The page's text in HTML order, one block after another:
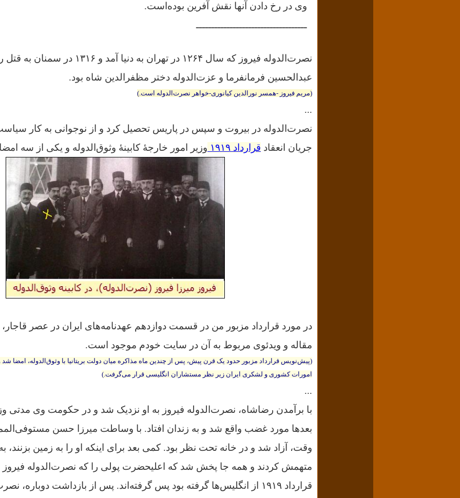
وی در رخ دادن آنها نقش آفرین بوده‌است.
ــــــــــــــــــــــــــــــــــــ
نصرت‌الدوله فیروز که سال ۱۲۶۴ در تهران به دنیا آمد
عبدالحسین فرمانفرما و عزت‌الدوله دختر مظفرالدین شاه بود.
(مریم فیروز -همسر نورالدین کیانوری-خواهر نصرت‌الدوله است.)
...
نصرت‌الدوله در بیروت و سپس در پاریس تحصیل کرد و از نوجوانی به کار
جریان انعقاد قرارداد ۱۹۱۹ وزیر امور خارجهٔ کابینهٔ وثوق‌الدوله و یکی از سه
در مورد قرارداد مزبور من در قسمت دوازدهم عهدنامه‌های ایران در عصر قاجار،
مقاله و ویدئوی مربوط به آن در سایت خودم موجود است.
(پیش‌نویس قرارداد مزبور حدود یک قرن پیش، پس از چندین ماه مذاکره میان دولت بریتانیا با وثوق‌الدوله، امضا
امورات کشوری و لشکری ایران زیر نظر مستشاران انگلیسی قرار می‌گرفت.)
...
با برآمدن رضاشاه، نصرت‌الدوله فیروز به او نزدیک شد و در حکومت وی مدتی
بعدها مورد غضب واقع شد و به زندان افتاد. با وساطت میرزا حسن
وقت، آزاد شد و در خانه تحت نظر بود. کمی بعد برای اینکه او را به زمین بزنند،
متهمش کردند و همه جا پخش شد که اعلیحضرت پولی را که نصرت‌الدوله فیروز
قرارداد ۱۹۱۹ از انگلیس‌ها گرفته بود پس گرفته‌اند.
پس از بازداشت دوباره،